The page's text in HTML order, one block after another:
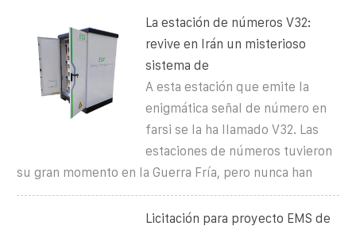
La estación de números V32:
revive en Irán un misterioso
sistema de
A esta estación que emite la
enigmática señal de número en
farsi se la ha llamado V32. Las
estaciones de números tuvieron
su gran momento en la Guerra Fría, pero nunca han
Licitación para proyecto EMS de